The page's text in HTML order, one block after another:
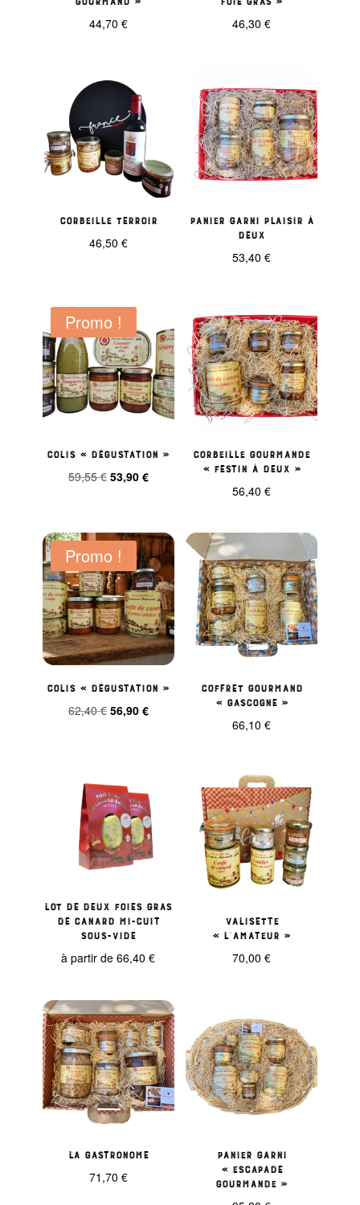
44,70 € 46,30€
Corbeille Terroir
46,50 €
Panier garni Plaisir à
deux
53,40€
Promo !
Colis « dégustation »
59,55€ Le
était :
59,55 €.
53,90 €Le
est :
53,90 €.
Corbeille Gourmande
« Festin à Deux »
56,40€
Promo !
Colis « dégustation »
62,40€ Le
62,40 €.
56,90 €Le
56,90 €.
Coffret gourmand
« Gascogne »
66,10€
Lot de deux foies gras
de canard mi-cuit
sous-vide
à partir de66,40€
Valisette
« L’Amateur »
70,00€
La Gastronome
71,70 €
Panier garni
« Escapade
Gourmande »